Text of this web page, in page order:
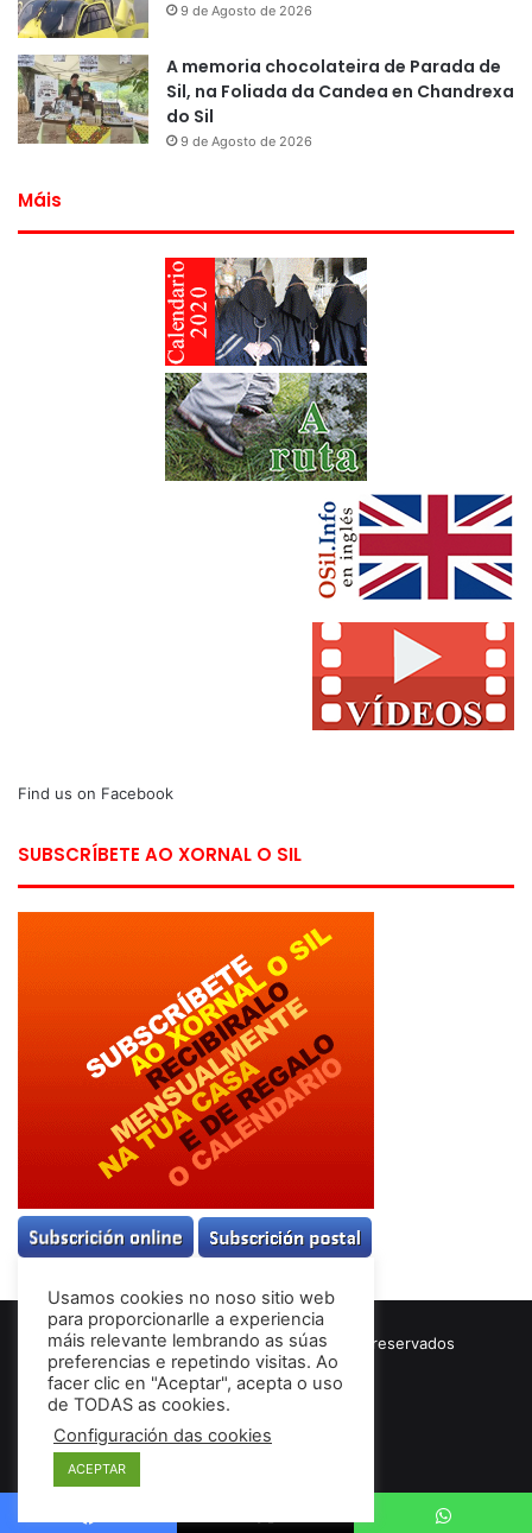
9 de Agosto de 2026
A memoria chocolateira de Parada de
Sil, na Foliada da Candea en Chandrexa
do Sil
9 de Agosto de 2026
Máis
Find us on Facebook
SUBSCRÍBETE AO XORNAL O SIL
© Copyright 2026, Todos los derechos reservados
Términos & Condiciones
Usamos cookies no noso sitio web
para proporcionarlle a experiencia
máis relevante lembrando as súas
preferencias e repetindo visitas. Ao
facer clic en "Aceptar", acepta o uso
de TODAS as cookies.
Configuración das cookies
ACEPTAR